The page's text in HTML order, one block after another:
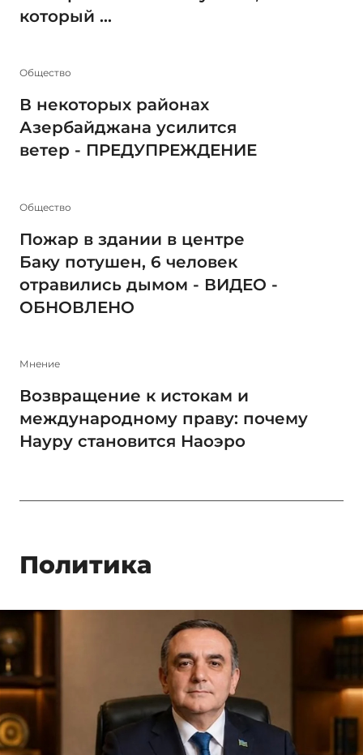
который ...
Общество
В некоторых районах
Азербайджана усилится
ветер - ПРЕДУПРЕЖДЕНИЕ
Общество
Пожар в здании в центре
Баку потушен, 6 человек
отравились дымом - ВИДЕО -
ОБНОВЛЕНО
Мнение
Возвращение к истокам и
международному праву: почему
Науру становится Наоэро
Политика